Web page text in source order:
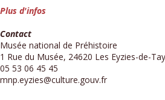
Plus d'infos
Contact
Musée national de Préhistoire
1 Rue du Musée, 24620 Les Eyzies-de-
05 53 06 45 45
mnp.eyzies@culture.gouv.fr